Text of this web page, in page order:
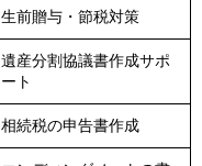
生前贈与・節税対策
遺産分割協議書作成サポ
ート
相続税の申告書作成